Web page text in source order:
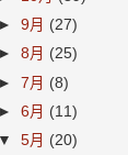
►9月 (27)
►8月 (25)
►7月 (8)
►6月 (11)
▼5月 (20)